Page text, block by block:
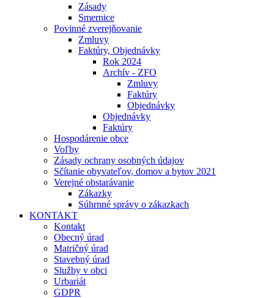
Zásady
Smernice
Povinné zverejňovanie
Zmluvy
Faktúry, Objednávky
Rok 2024
Archív - ZFO
Zmluvy
Faktúry
Objednávky
Objednávky
Faktúry
Hospodárenie obce
Voľby
Zásady ochrany osobných údajov
Sčítanie obyvateľov, domov a bytov 2021
Verejné obstarávanie
Zákazky
Súhrnné správy o zákazkach
KONTAKT
Kontakt
Obecný úrad
Matričný úrad
Stavebný úrad
Služby v obci
Urbariát
GDPR